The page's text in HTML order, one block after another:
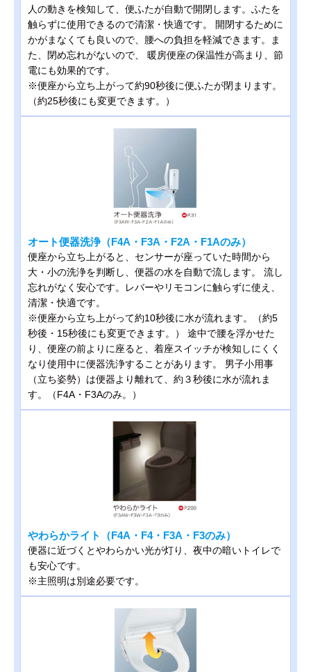
人の動きを検知して、便ふたが自動で開閉します。ふたを
触らずに使用できるので清潔・快適です。 開閉するために
かがまなくても良いので、腰への負担を軽減できます。ま
た、閉め忘れがないので、 暖房便座の保温性が高まり、節
電にも効果的です。
※便座から立ち上がって約90秒後に便ふたが閉まります。
（約25秒後にも変更できます。）
オート便器洗浄（F4A・F3A・F2A・F1Aのみ）
便座から立ち上がると、センサーが座っていた時間から
大・小の洗浄を判断し、便器の水を自動で流します。 流し
忘れがなく安心です。レバーやリモコンに触らずに使え、
清潔・快適です。
※便座から立ち上がって約10秒後に水が流れます。（約5
秒後・15秒後にも変更できます。） 途中で腰を浮かせた
り、便座の前よりに座ると、着座スイッチが検知しにくく
なり使用中に便器洗浄することがあります。 男子小用事
（立ち姿勢）は便器より離れて、約３秒後に水が流れま
す。（F4A・F3Aのみ。）
やわらかライト（F4A・F4・F3A・F3のみ）
便器に近づくとやわらかい光が灯り、夜中の暗いトイレで
も安心です。
※主照明は別途必要です。